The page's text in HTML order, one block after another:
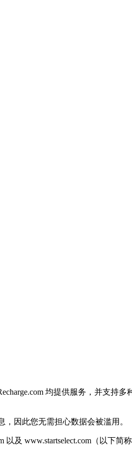
均提供服务，并支持
因此您无需担心数据会被滥用。
以及 www.startselect.com（以下